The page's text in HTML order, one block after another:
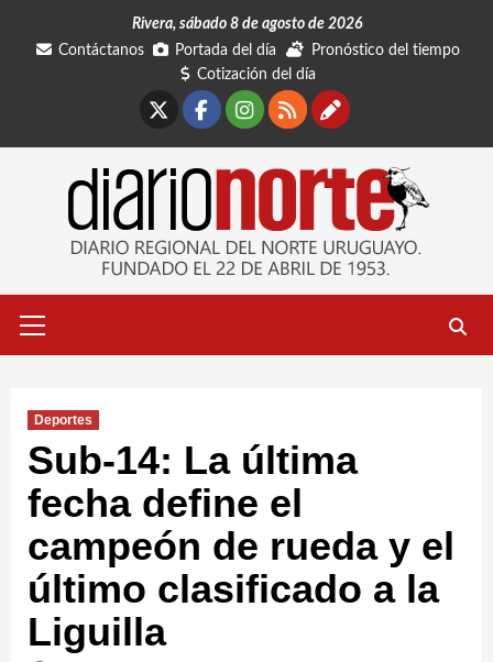
Rivera, sábado 8 de agosto de 2026
Contáctanos
Portada del día
Pronóstico del tiempo
Cotización del día
Facebook
Instagram
RSSContáctanos
primario
Deportes
Sub-14: La última
fecha define el
campeón de rueda y el
último clasificado a la
Liguilla